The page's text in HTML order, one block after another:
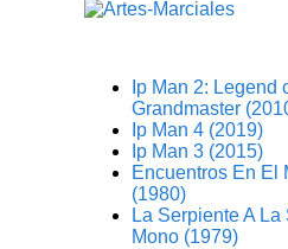
Ip Man 2: Legend
Grandmaster
Ip Man 4 (2019)
Ip Man 3 (2015)
Encuentros En El
(1980)
La Serpiente A La
Mono (1979)